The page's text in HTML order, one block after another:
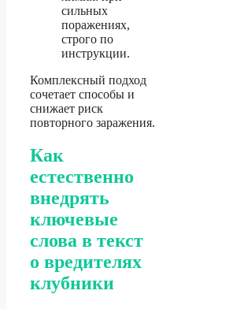
сильных
поражениях,
строго по
инструкции.
Комплексный подход
сочетает способы и
снижает риск
повторного заражения.
Как
естественно
внедрять
ключевые
слова в текст
о вредителях
клубники